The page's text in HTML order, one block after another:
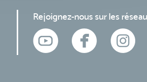
Rejoignez-nous sur les